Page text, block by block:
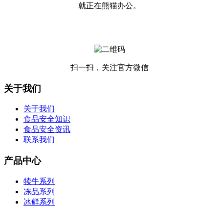
就正在熊猫办公。
扫一扫，关注官方微信
关于我们
关于我们
食品安全知识
食品安全资讯
联系我们
产品中心
犊牛系列
冻品系列
冰鲜系列